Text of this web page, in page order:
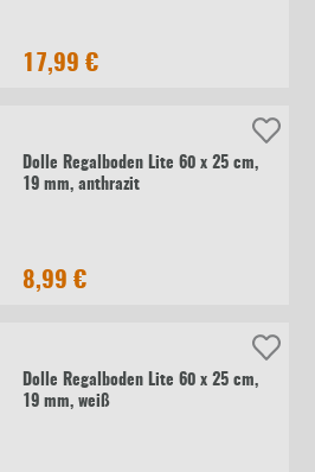
17,99 €
Dolle Regalboden Lite 60 x 25 cm,
19 mm, anthrazit
8,99 €
Dolle Regalboden Lite 60 x 25 cm,
19 mm, weiß